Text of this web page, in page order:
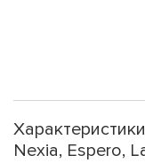
Nexia, Espero,